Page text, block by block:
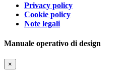
Privacy policy
Cookie policy
Note legali
Manuale operativo di design
×